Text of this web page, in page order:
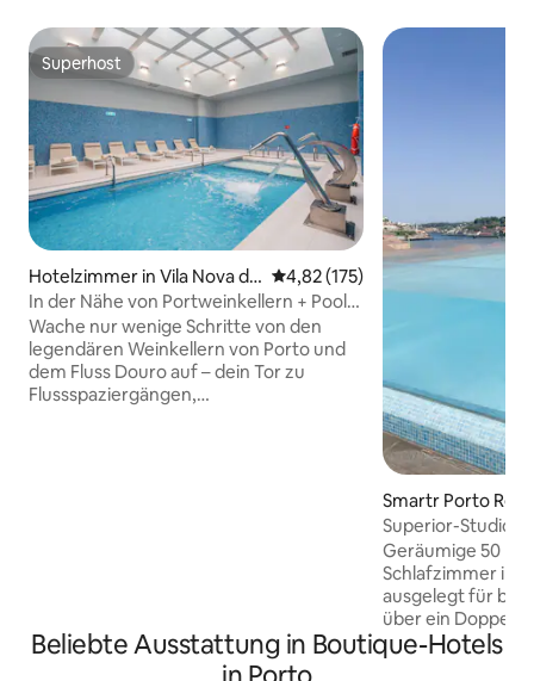
Superhost
Superhost
Hotelzimmer in Vila Nova de
Gaia
Durchschnittliche Bewertung:
4,82 (175)
In der Nähe von Portweinkellern + Pool.
Restaurant. Spa.
Wache nur wenige Schritte von den
legendären Weinkellern von Porto und
dem Fluss Douro auf – dein Tor zu
Flussspaziergängen,
vor Ort ist es ein stressfreier,
erlebnisorientierter Aufenthalt im
Smartr Porto Reis
Superior-Studio
Geräumige 50
Schlafzimmer im
ausgelegt für bis
über ein
Schlafsofas, ein
und eine voll
Beliebte Ausstattung in Boutique-Hotels